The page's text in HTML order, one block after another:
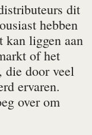
dit
hebben
kan liggen aan
of het
die door veel
ervaren.
over om